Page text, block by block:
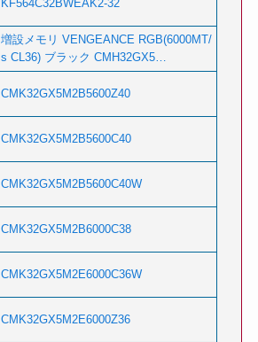
KF564C32BWEAK2-32
増設メモリ VENGEANCE RGB(6000MT/
s CL36) ブラック CMH32GX5…
CMK32GX5M2B5600Z40
CMK32GX5M2B5600C40
CMK32GX5M2B5600C40W
CMK32GX5M2B6000C38
CMK32GX5M2E6000C36W
CMK32GX5M2E6000Z36